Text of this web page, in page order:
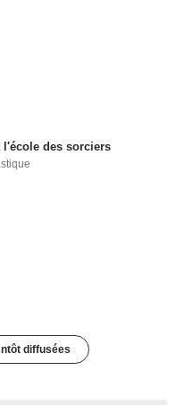
l'école des sorciers
diffusées